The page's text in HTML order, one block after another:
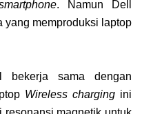
. Namun Dell
yang memproduksi laptop
bekerja sama dengan
Wireless charging ini